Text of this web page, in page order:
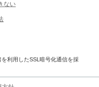
ない
利用したSSL暗号化通信を採